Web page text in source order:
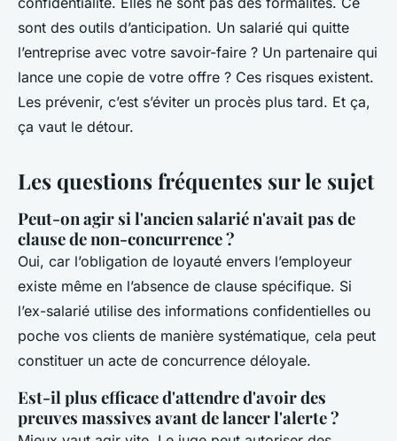
sont des outils d’anticipation. Un salarié qui quitte
l’entreprise avec votre savoir-faire ? Un partenaire qui
lance une copie de votre offre ? Ces risques existent.
Les prévenir, c’est s’éviter un procès plus tard. Et ça,
ça vaut le détour.
Les questions fréquentes sur le sujet
Peut-on agir si l'ancien salarié n'avait pas de
clause de non-concurrence ?
Oui, car l’obligation de loyauté envers l’employeur
existe même en l’absence de clause spécifique. Si
l’ex-salarié utilise des informations confidentielles ou
poche vos clients de manière systématique, cela peut
constituer un acte de concurrence déloyale.
Est-il plus efficace d'attendre d'avoir des
preuves massives avant de lancer l'alerte ?